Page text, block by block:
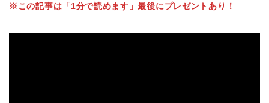
※この記事は「1分で読めます」最後にプレゼントあり！